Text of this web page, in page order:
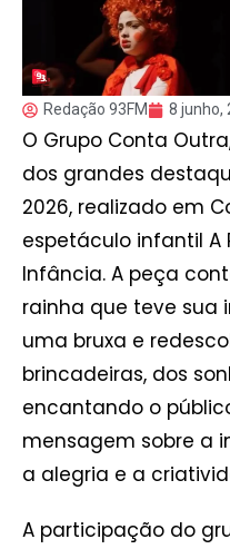
Redação 93FM 8 junho,
O Grupo Conta
dos grandes
2026, realizado em
espetáculo infantil A
Infância. A peça
rainha que teve sua
uma bruxa e
brincadeiras, dos
encantando o
mensagem sobre a
a alegria e a
A participação do